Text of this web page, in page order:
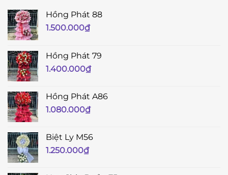
Hồng Phát 88
1.500.000₫
Hồng Phát 79
1.400.000₫
Hồng Phát A86
1.080.000₫
Biệt Ly M56
1.250.000₫